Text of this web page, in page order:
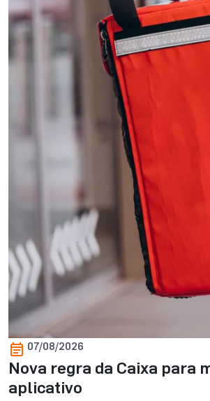
07/08/2026
Nova regra da Caixa para
aplicativo